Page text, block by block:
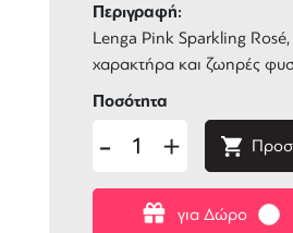
Περιγραφή:
Lenga Pink Sparkling
χαρακτήρα και ζωηρές
για Δώρο
Ποσότητα
- +